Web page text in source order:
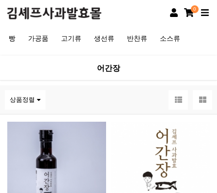
0
빵 가공품 고기류 생선류 반찬류 소스류
어간장
상품정렬